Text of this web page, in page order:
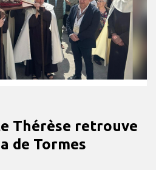
Thérèse retrouve
de Tormes